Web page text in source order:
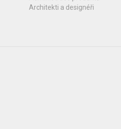
Architekti a designéři